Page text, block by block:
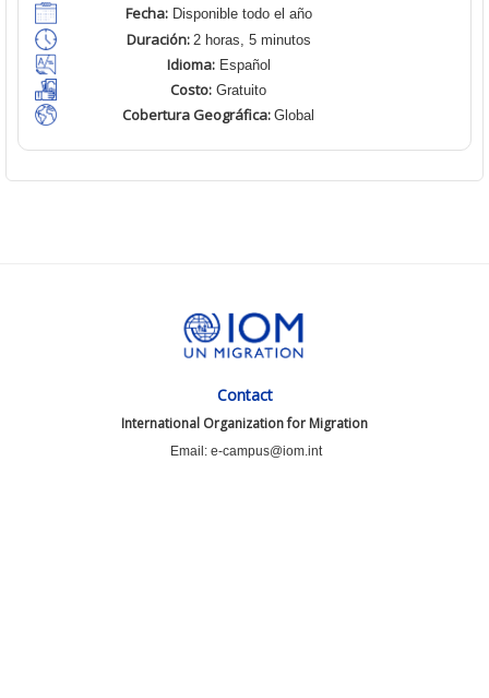
Fecha:Disponible todo el año
Duración: 2 horas, 5 minutos
Idioma:Español
Costo: Gratuito
Cobertura Geográfica: Global
Contact
International Organization for Migration
Email: e-campus@iom.int